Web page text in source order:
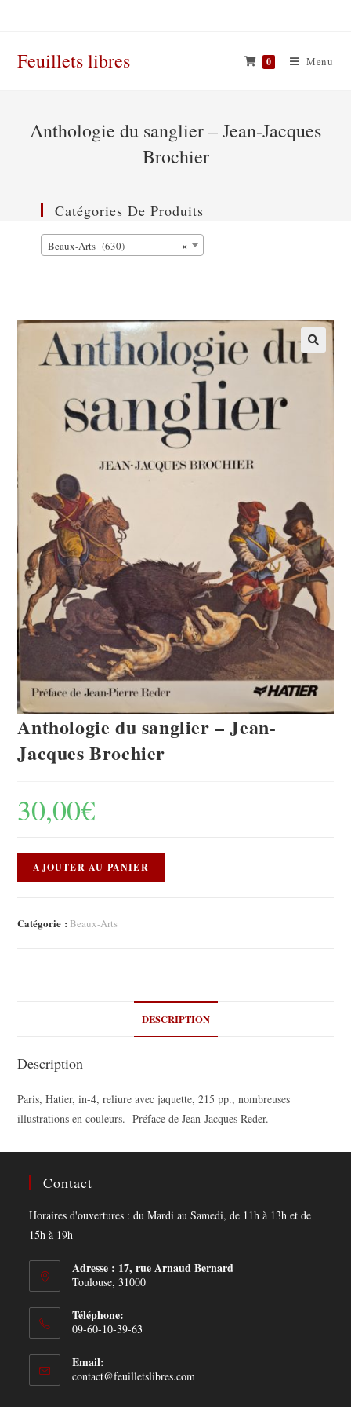
Feuillets libres 0 Menu
Anthologie du sanglier – Jean-Jacques
Brochier
Anthologie du sanglier – Jean-
Jacques Brochier
30,00€
AJOUTER AU PANIER
Catégorie : Beaux-Arts
DESCRIPTION
Description
Paris, Hatier, in-4, reliure avec jaquette, 215 pp., nombreuses
illustrations en couleurs. Préface de Jean-Jacques Reder.
Catégories De Produits
×
Beaux-Arts (630)
Contact
Horaires d'ouvertures : du Mardi au Samedi, de 11h à 13h et de
15h à 19h
Adresse : 17, rue Arnaud Bernard
Toulouse, 31000
Téléphone:
09-60-10-39-63
Email:
contact@feuilletslibres.com